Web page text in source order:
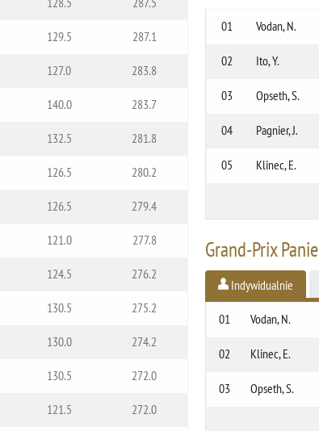
129.5 287.1
127.0 283.8
140.0 283.7
132.5 281.8
126.5 280.2
126.5 279.4
121.0 277.8
124.5 276.2
130.5 275.2
130.0 274.2
130.5 272.0
121.5 272.0
01 Vodan, N.
02 Ito, Y.
03 Opseth, S.
04 Pagnier, J.
05 Klinec, E.
Grand-Prix Panie
Indywidualnie
01 Vodan, N.
02 Klinec, E.
03 Opseth, S.